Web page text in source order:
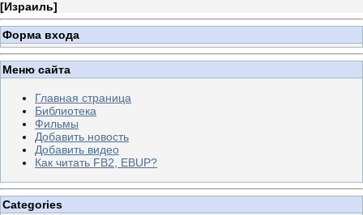
[Израиль]
Форма входа
Меню сайта
Главная страница
Библиотека
Фильмы
Добавить новость
Добавить видео
Как читать FB2, EBUP?
Categories